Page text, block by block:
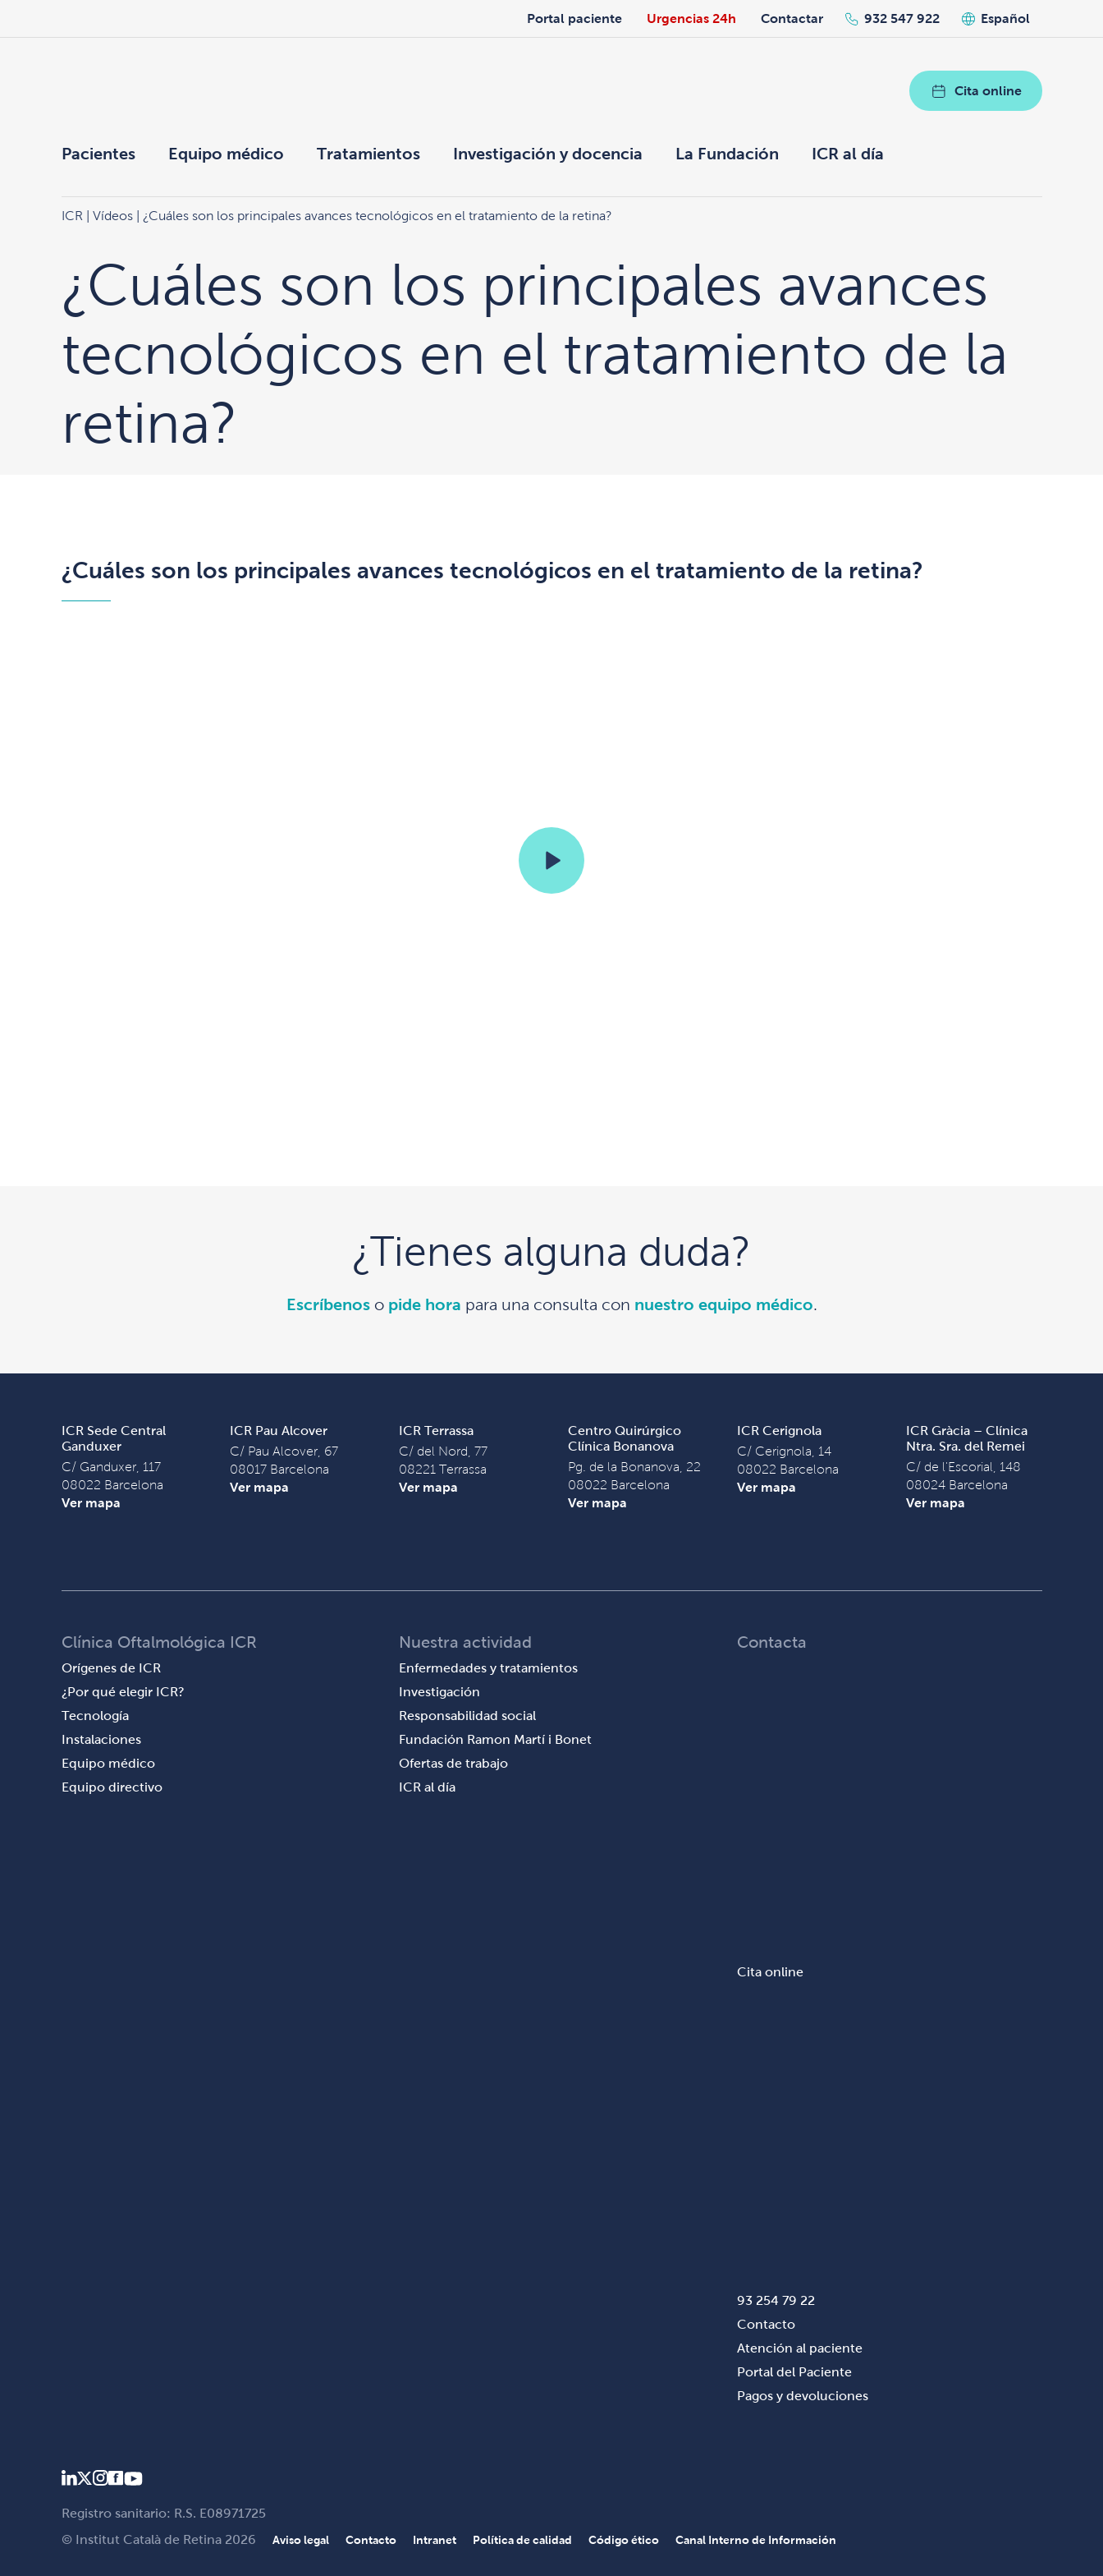
Portal paciente Urgencias 24h Contactar 932 547 922 Español
Cita online
Pacientes Equipo médico Tratamientos Investigación y docencia La Fundación ICR al día
ICR Vídeos| ¿Cuáles son los principales avances tecnológicos en el tratamiento de la retina?
¿Cuáles son los principales avances
tecnológicos en el tratamiento de la
retina?
¿Cuáles son los principales avances tecnológicos en el tratamiento de la retina?
¿Tienes alguna duda?
Escríbenoso pide hora para una consulta con nuestro equipo médico.
ICR Sede Central
Ganduxer
C/ Ganduxer, 117
08022 Barcelona
Ver mapa
ICR Pau Alcover
C/ Pau Alcover, 67
08017 Barcelona
Ver mapa
ICR Terrassa
C/ del Nord, 77
08221 Terrassa
Ver mapa
Centro Quirúrgico
Clínica Bonanova
Pg. de la Bonanova, 22
08022 Barcelona
Ver mapa
ICR Cerignola
C/ Cerignola, 14
08022 Barcelona
Ver mapa
ICR Gràcia – Clínica
Ntra. Sra. del Remei
C/ de l'Escorial, 148
08024 Barcelona
Ver mapa
Clínica Oftalmológica ICR
Orígenes de ICR
¿Por qué elegir ICR?
Tecnología
Instalaciones
Equipo médico
Equipo directivo
Nuestra actividad
Enfermedades y tratamientos
Investigación
Responsabilidad social
Fundación Ramon Martí i Bonet
Ofertas de trabajo
ICR al día
Contacta
Cita online
93 254 79 22
Contacto
Atención al paciente
Portal del Paciente
Pagos y devoluciones
Registro sanitario: R.S. E08971725
© Institut Català de Retina 2026
Aviso legal Contacto Intranet Política de calidad Código ético Canal Interno de Información